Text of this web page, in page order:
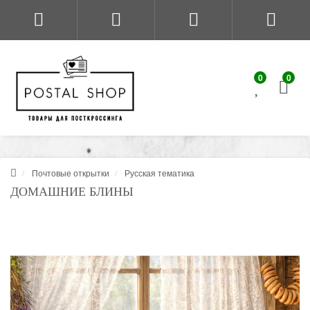
0 0
Почтовые открытки Русская тематика
ДОМАШНИЕ БЛИНЫ